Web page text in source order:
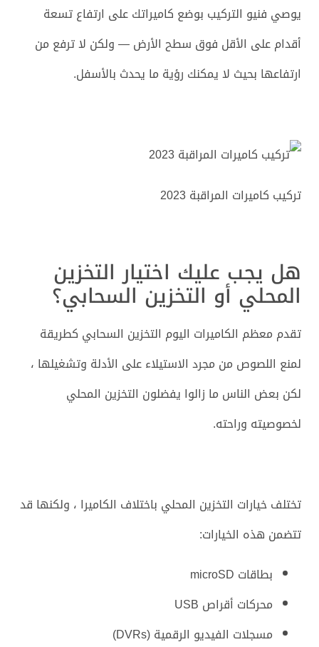
يوصي فنيو التركيب بوضع كاميراتك على ارتفاع تسعة
أقدام على الأقل فوق سطح الأرض — ولكن لا ترفع من
ارتفاعها بحيث لا يمكنك رؤية ما يحدث بالأسفل.
تركيب كاميرات المراقبة 2023
هل يجب عليك اختيار التخزين
المحلي أو التخزين السحابي؟
تقدم معظم الكاميرات اليوم التخزين السحابي كطريقة
لمنع اللصوص من مجرد الاستيلاء على الأدلة وتشغيلها ،
لكن بعض الناس ما زالوا يفضلون التخزين المحلي
لخصوصيته وراحته.
تختلف خيارات التخزين المحلي باختلاف الكاميرا ، ولكنها قد
تتضمن هذه الخيارات:
بطاقات microSD
محركات أقراص USB
مسجلات الفيديو الرقمية (DVRs)